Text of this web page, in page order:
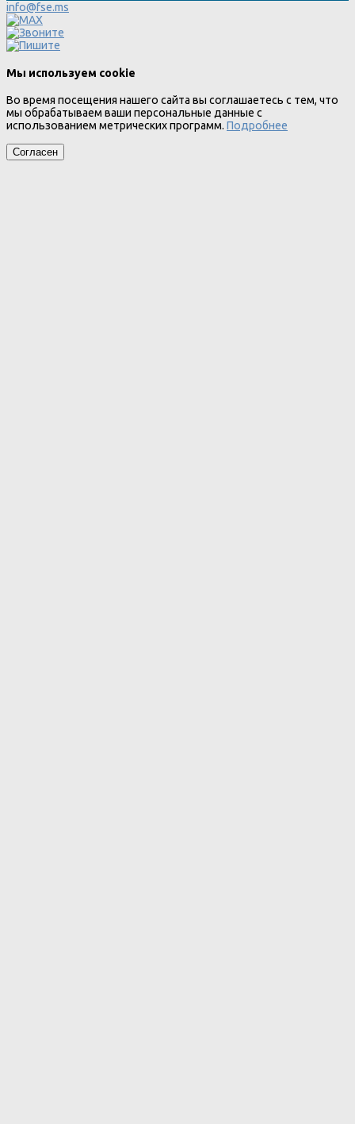
info@fse.ms
Мы используем cookie
Во время посещения нашего сайта вы соглашаетесь с тем, что
мы обрабатываем ваши персональные данные с
использованием метрических программ. Подробнее
Согласен